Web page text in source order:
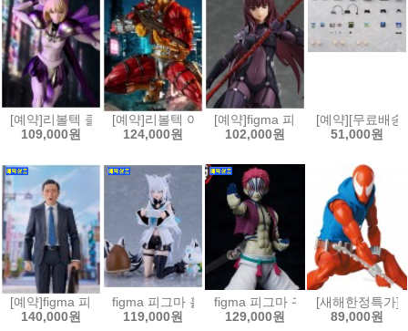
[예약]리볼텍 클레이모어 - 클레어 [4537807221216]
109,000원
[예약]리볼텍 어메이징 야마구치 DC 코믹스 데스샷
124,000원
[예약]figma 피그마 Fate/Grand
102,000원
[예약][무료배
51,000원
[예약]figma 피그마 고독한 미식가 - 이노가시라 고로 마츠시게 유타
140,000원
figma 피그마 홀로라이브 - 시라카미 후부키
119,000원
figma 피그마 귀멸의 칼날 - 아카
129,000원
[새해한정특가
89,000원